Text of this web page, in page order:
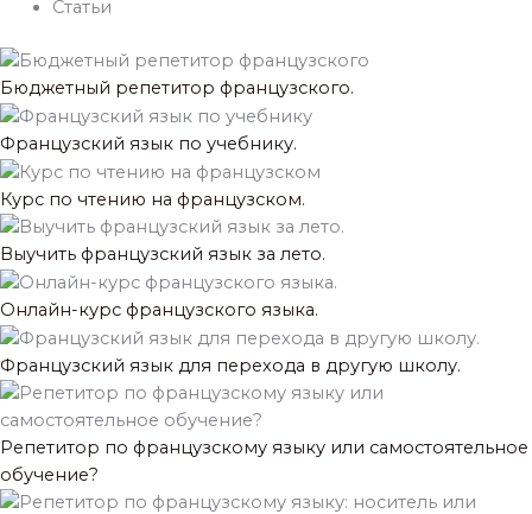
g
r
a
m
s
p
p
Статьи
Бюджетный репетитор французского.
Французский язык по учебнику.
Курс по чтению на французском.
Выучить французский язык за лето.
Онлайн-курс французского языка.
Французский язык для перехода в другую школу.
Репетитор по французскому языку или самостоятельное
обучение?